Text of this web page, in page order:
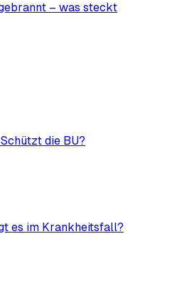
– was steckt
die BU?
es im Krankheitsfall?